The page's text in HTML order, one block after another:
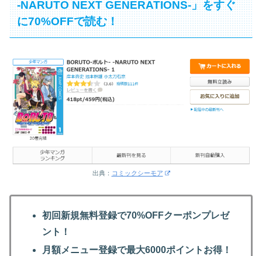
-NARUTO NEXT GENERATIONS-」をすぐ
に70%OFFで読む！
出典： コミックシーモア
初回新規無料登録で70%OFFクーポンプレゼ
ント！
月額メニュー登録で最大6000ポイントお得！